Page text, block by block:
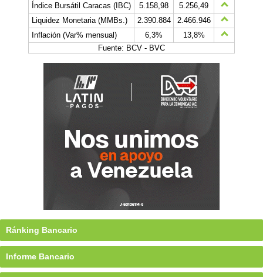
Índice Bursátil Caracas (IBC)
5.158,98
5.256,49
Liquidez Monetaria (MMBs.)
2.390.884
2.466.946
Inflación (Var% mensual)
6,3%
13,8%
Fuente: BCV - BVC
Ránking Bancario
Informe Bancario